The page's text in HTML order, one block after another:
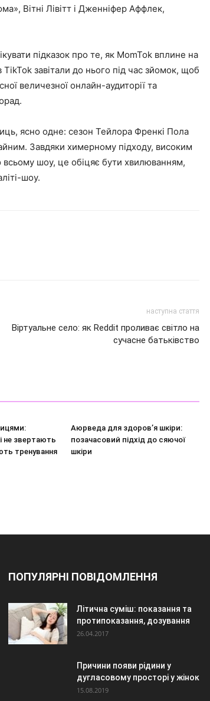
Вітні Лівітт і Дженніфер Аффлек,
підказок про те, як MomTok вплине на
завітали до нього під час зйомок, щоб
величезної онлайн-аудиторії та
ясно одне: сезон Тейлора Френкі Пола
Завдяки химерному підходу, високим
всьому шоу, це обіцяє бути хвилюванням,
шоу.
наступна стаття
Віртуальне село: як Reddit проливає світло на
сучасне батьківство
не звертають
тренування
Аюрведа для здоров’я шкіри:
позачасовий підхід до сяючої
шкіри
ПОПУЛЯРНІ ПОВІДОМЛЕННЯ
Літична суміш: показання та
протипоказання, дозування
26.04.2017
Причини появи рідини у
дугласовому просторі у жінок
15.08.2019